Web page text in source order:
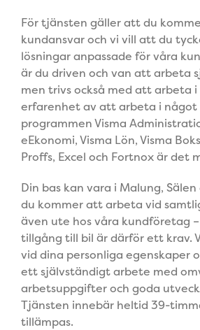
För tjänsten gäller att du
kundansvar och vi vill att du
lösningar anpassade för våra
är du driven och van att arbeta
men trivs också med att arbeta
erfarenhet av att arbeta i något
programmen Visma
eEkonomi, Visma Lön, Visma
Proffs, Excel och Fortnox är det
Din bas kan vara i Malung,
du kommer att arbeta vid
även ute hos våra kundföretag
tillgång till bil är därför ett krav.
vid dina personliga egenskaper
ett självständigt arbete med
arbetsuppgifter och goda
Tjänsten innebär heltid 39-
tillämpas.